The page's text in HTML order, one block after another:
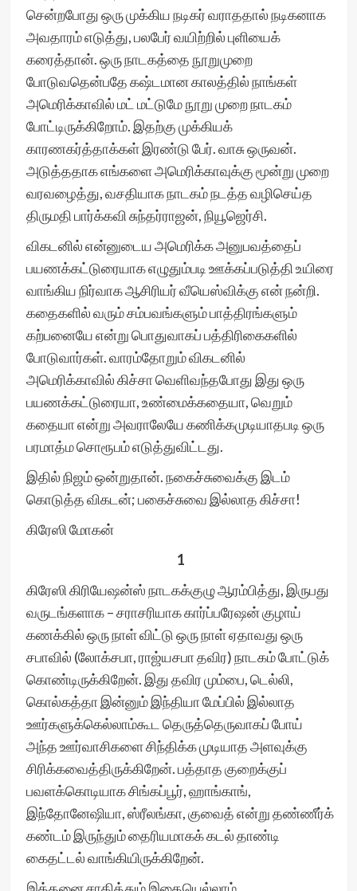
சென்றபோது ஒரு முக்கிய நடிகர் வராததால் நடிகனாக
அவதாரம் எடுத்து, பலபேர் வயிற்றில் புளியைக்
கரைத்தான். ஒரு நாடகத்தை நூறுமுறை
போடுவதென்பதே கஷ்டமான காலத்தில் நாங்கள்
அமெரிக்காவில் மட் மட்டுமே நூறு முறை நாடகம்
போட்டிருக்கிறோம். இதற்கு முக்கியக்
காரணகர்த்தாக்கள் இரண்டு பேர். வாசு ஒருவன்.
அடுத்ததாக எங்களை அமெரிக்காவுக்கு மூன்று முறை
வரவழைத்து, வசதியாக நாடகம் நடத்த வழிசெய்த
திருமதி பார்க்கவி சுந்தர்ராஜன், நியூஜெர்சி.
விகடனில் என்னுடைய அமெரிக்க அனுபவத்தைப்
பயணக்கட்டுரையாக எழுதும்படி ஊக்கப்படுத்தி உயிரை
வாங்கிய நிர்வாக ஆசிரியர் வீயெஸ்விக்கு என் நன்றி.
கதைகளில் வரும் சம்பவங்களும் பாத்திரங்களும்
கற்பனையே என்று பொதுவாகப் பத்திரிகைகளில்
போடுவார்கள். வாரம்தோறும் விகடனில்
அமெரிக்காவில் கிச்சா வெளிவந்தபோது இது ஒரு
பயணக்கட்டுரையா, உண்மைக்கதையா, வெறும்
கதையா என்று அவராலேயே கணிக்கமுடியாதபடி ஒரு
பரமாத்ம சொரூபம் எடுத்துவிட்டது.
இதில் நிஜம் ஒன்றுதான். நகைச்சுவைக்கு இடம்
கொடுத்த விகடன்; பகைச்சுவை இல்லாத கிச்சா!
கிரேஸி மோகன்
1
கிரேஸி கிரியேஷன்ஸ் நாடகக்குழு ஆரம்பித்து, இருபது
வருடங்களாக – சராசரியாக கார்ப்பரேஷன் குழாய்
கணக்கில் ஒரு நாள் விட்டு ஒரு நாள் ஏதாவது ஒரு
சபாவில் (லோக்சபா, ராஜ்யசபா தவிர) நாடகம் போட்டுக்
கொண்டிருக்கிறேன். இது தவிர மும்பை, டெல்லி,
கொல்கத்தா இன்னும் இந்தியா மேப்பில் இல்லாத
ஊர்களுக்கெல்லாம்கூட தெருத்தெருவாகப் போய்
அந்த ஊர்வாசிகளை சிந்திக்க முடியாத அளவுக்கு
சிரிக்கவைத்திருக்கிறேன். பத்தாத குறைக்குப்
பவளக்கொடியாக சிங்கப்பூர், ஹாங்காங்,
இந்தோனேஷியா, ஸ்ரீலங்கா, குவைத் என்று தண்ணீர்க்
கண்டம் இருந்தும் தைரியமாகக் கடல் தாண்டி
கைதட்டல் வாங்கியிருக்கிறேன்.